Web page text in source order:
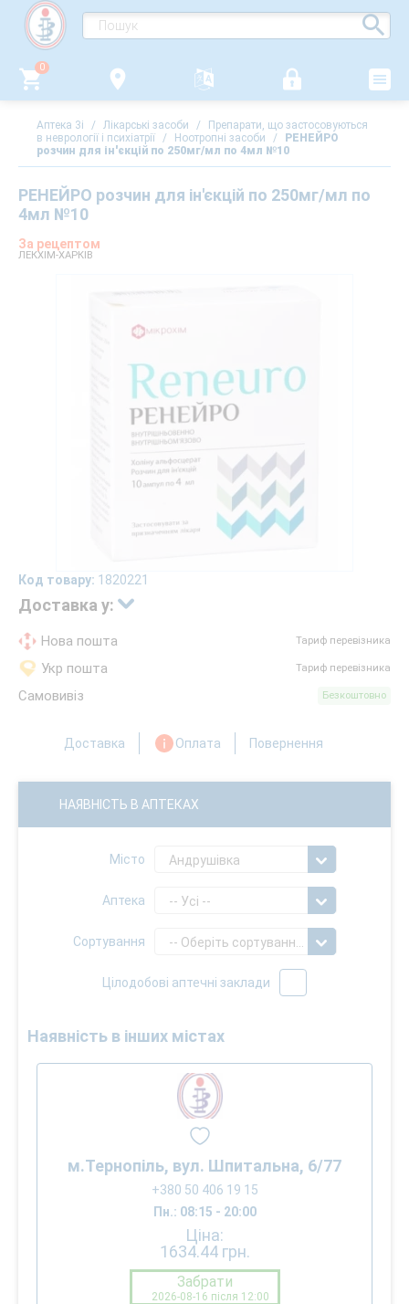
0
Аптека 3i / Лікарські засоби /
Препарати, що застосовуються
в неврології і психіатрії / Ноотропні засоби /
РЕНЕЙРО
розчин для ін'єкцій по 250мг/мл по 4мл №10
РЕНЕЙРО розчин для ін'єкцій по 250мг/мл по
4мл №10
За рецептом
ЛЕКХІМ-ХАРКІВ
Код товару: 1820221
Доставка у:
Нова пошта Тариф перевізника
Укр пошта Тариф перевізника
Самовивіз Безкоштовно
Доставка Оплата Повернення
НАЯВНІСТЬ В АПТЕКАХ
Місто Андрушівка
Аптека -- Усі --
Сортування
Цілодобові аптечні заклади
Наявність в інших містах
м.Тернопіль, вул. Шпитальна, 6/77
+380 50 406 19 15
Пн.: 08:15 - 20:00
Ціна:
1634.44 грн.
Забрати
2026-08-16 після 12:00